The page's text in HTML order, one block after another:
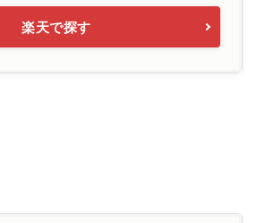
楽天で探す